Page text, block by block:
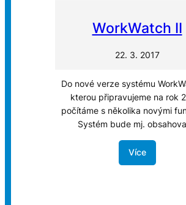
WorkWatch II
22. 3. 2017
Do nové verze systému
kterou připravujeme na rok
počítáme s několika novými
Systém bude mj.
Více